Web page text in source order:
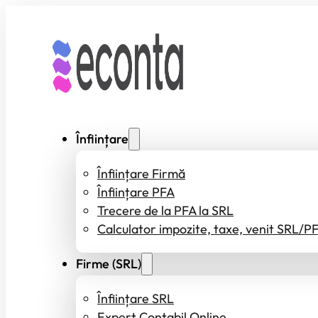
Înființare
Înființare Firmă
Înființare PFA
Trecere de la PFA la SRL
Calculator impozite, taxe, venit SRL/
Firme (SRL)
Înființare SRL